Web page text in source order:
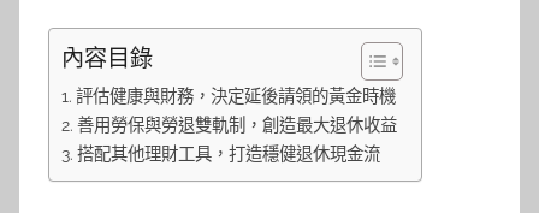
內容目錄
評估健康與財務，決定延後請領的黃金時機
善用勞保與勞退雙軌制，創造最大退休收益
搭配其他理財工具，打造穩健退休現金流